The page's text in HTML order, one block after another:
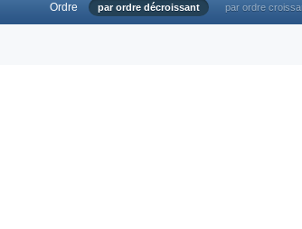
Ordre par ordre décroissant par ordre